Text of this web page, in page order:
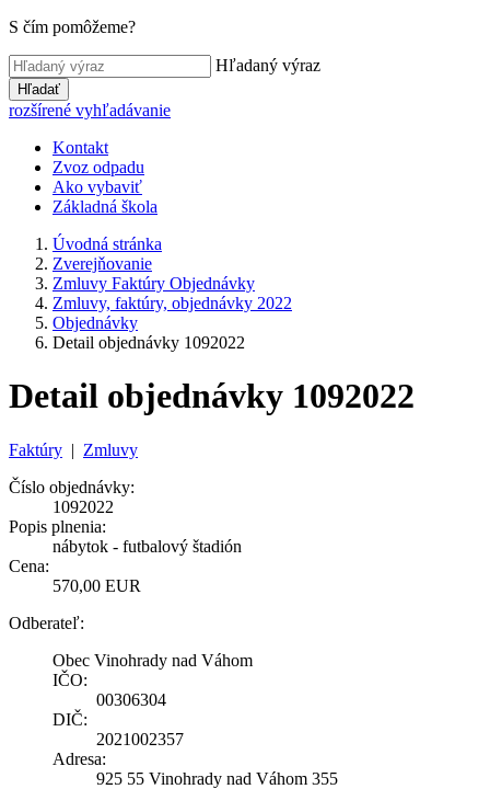
S čím pomôžeme?
Hľadaný výraz
Hľadať
rozšírené vyhľadávanie
Kontakt
Zvoz odpadu
Ako vybaviť
Základná škola
Úvodná stránka
Zverejňovanie
Zmluvy Faktúry Objednávky
Zmluvy, faktúry, objednávky 2022
Objednávky
Detail objednávky 1092022
Detail objednávky 1092022
Faktúry | Zmluvy
Číslo objednávky:
1092022
Popis plnenia:
nábytok - futbalový štadión
Cena:
570,00 EUR
Odberateľ:
Obec Vinohrady nad Váhom
IČO:
00306304
DIČ:
2021002357
Adresa:
925 55 Vinohrady nad Váhom 355